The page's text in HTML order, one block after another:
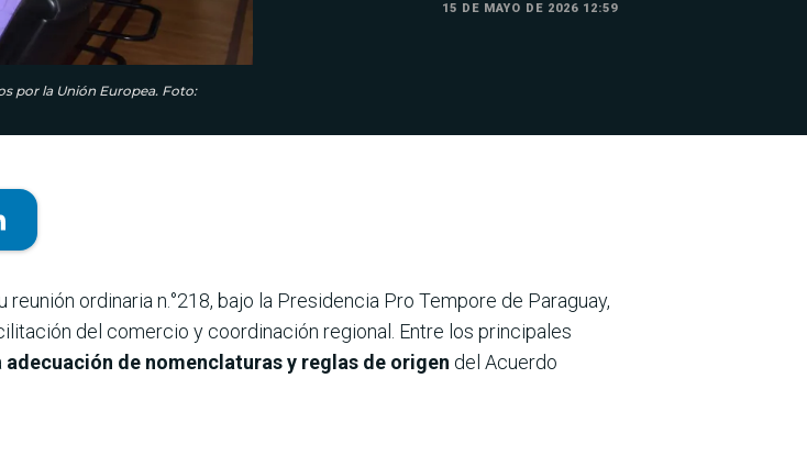
por la Unión Europea. Foto:
15 DE MAYO DE 2026 12:59
reunión ordinaria n.°218, bajo la Presidencia Pro Tempore de Paraguay,
del comercio y coordinación regional. Entre los principales
adecuación de nomenclaturas y reglas de origen del Acuerdo